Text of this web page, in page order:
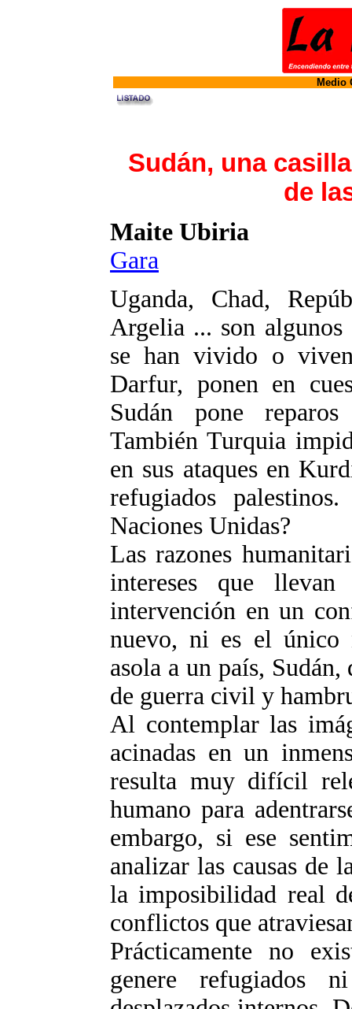
Medio
Sudán, una
de
Maite Ubiria
Gara
Uganda, Chad,
Argelia ... son algunos
se han vivido o
Darfur, ponen en
Sudán pone
También Turquia
en sus ataques en
refugiados
Naciones Unidas?
Las razones
intereses que
intervención en un
nuevo, ni es el único
asola a un país, Sudán,
de guerra civil y
Al contemplar las
acinadas en un
resulta muy difícil
humano para
embargo, si ese
analizar las causas de
la imposibilidad real
conflictos que
Prácticamente no
genere refugiados